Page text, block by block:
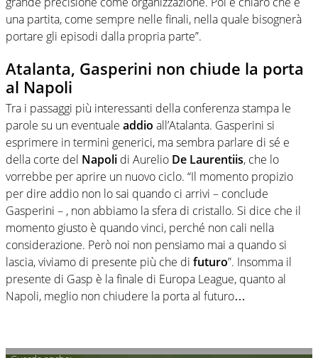
una partita, come sempre nelle finali, nella quale bisognerà
portare gli episodi dalla propria parte”.
Atalanta, Gasperini non chiude la porta
al Napoli
Tra i passaggi più interessanti della conferenza stampa le
parole su un eventuale addio all’Atalanta. Gasperini si
esprimere in termini generici, ma sembra parlare di sé e
della corte del Napoli di Aurelio De Laurentiis, che lo
vorrebbe per aprire un nuovo ciclo. “Il momento propizio
per dire addio non lo sai quando ci arrivi – conclude
Gasperini – , non abbiamo la sfera di cristallo. Si dice che il
momento giusto è quando vinci, perché non cali nella
considerazione. Però noi non pensiamo mai a quando si
lascia, viviamo di presente più che di futuro”. Insomma il
presente di Gasp è la finale di Europa League, quanto al
Napoli, meglio non chiudere la porta al futuro…